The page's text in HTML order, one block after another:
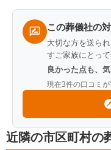
きていましたか？
A.事前にプランの相談
教えていただきました
Q.会館の施設や設備
A.新しくて式場が綺
Q.メイクアップ納棺お
グ）はいかがでしたか
A.これは期待以上に良
この葬儀社の
大切な方を送ら
すご家族にとっ
良かった点も、
現在3件の口コミ
近隣の市区町村の